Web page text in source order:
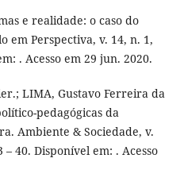
e realidade: o caso do
em Perspectiva, v. 14, n. 1,
. Acesso em 29 jun. 2020.
LIMA, Gustavo Ferreira da
pedagógicas da
Ambiente & Sociedade, v.
40. Disponível em: . Acesso